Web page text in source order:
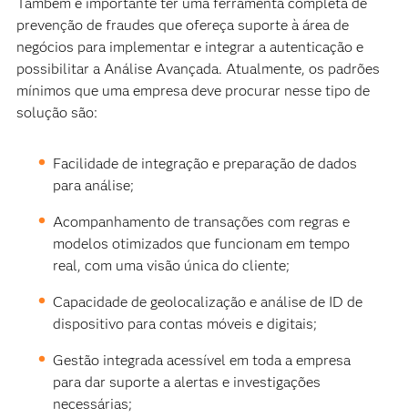
prevenção de fraudes que ofereça suporte à área de
negócios para implementar e integrar a autenticação e
possibilitar a Análise Avançada. Atualmente, os padrões
mínimos que uma empresa deve procurar nesse tipo de
solução são:
Facilidade de integração e preparação de dados
para análise;
Acompanhamento de transações com regras e
modelos otimizados que funcionam em tempo
real, com uma visão única do cliente;
Capacidade de geolocalização e análise de ID de
dispositivo para contas móveis e digitais;
Gestão integrada acessível em toda a empresa
para dar suporte a alertas e investigações
necessárias;